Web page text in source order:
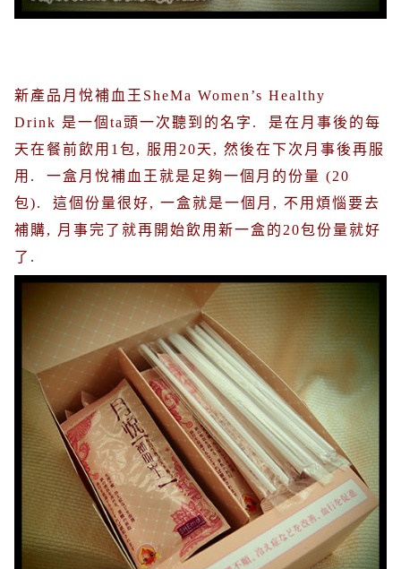
新產品月悅補血王 SheMa Women’s Healthy
Drink 是一個 ta 頭一次聽到的名字 . 是在月事後的每
天在餐前飲用 1 包, 服用 20天 , 然後在下次月事後再服
用 . 一盒月悅補血王就是足夠一個月的份量 (20
包). 這個份量很好, 一盒就是一個月 , 不用煩惱要去
補購, 月事完了就再開始飲用新一盒的 20包份量就好
了 .